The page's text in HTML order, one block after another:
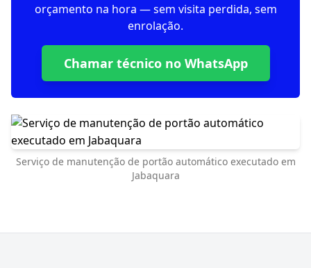
orçamento na hora — sem visita perdida, sem
enrolação.
Chamar técnico no WhatsApp
Serviço de manutenção de portão automático executado em
Jabaquara